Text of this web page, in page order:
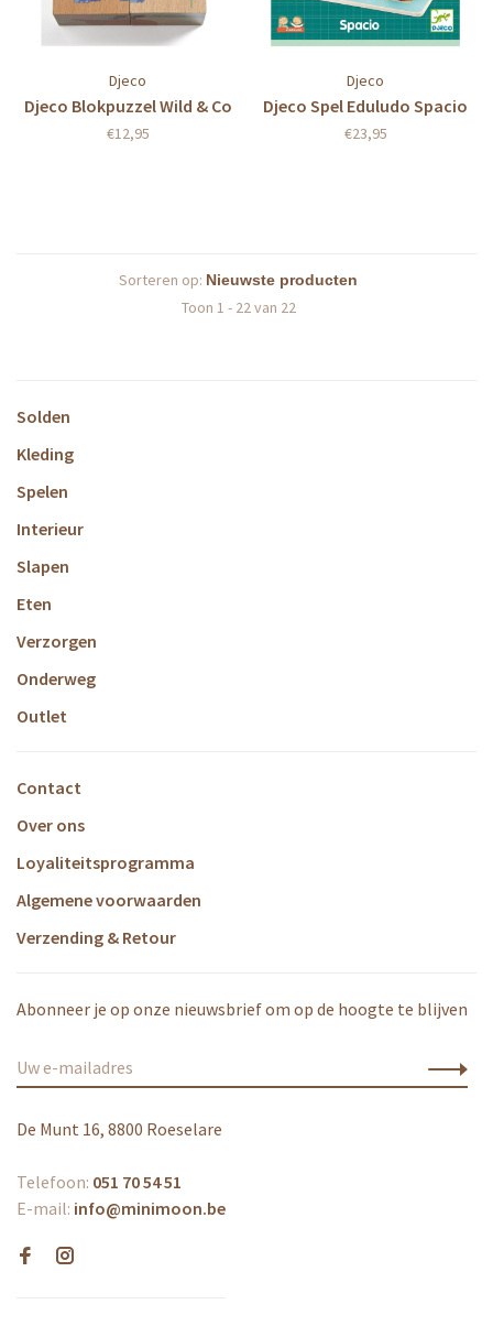
Djeco
Djeco Blokpuzzel Wild & Co
€12,95
Djeco
Djeco Spel Eduludo Spacio
€23,95
Sorteren op:
Toon 1 - 22 van 22
Solden
Kleding
Spelen
Interieur
Slapen
Eten
Verzorgen
Onderweg
Outlet
Contact
Over ons
Loyaliteitsprogramma
Algemene voorwaarden
Verzending & Retour
Abonneer je op onze nieuwsbrief om op de hoogte te blijven
De Munt 16, 8800 Roeselare
Telefoon: 051 70 54 51
E-mail: info@minimoon.be